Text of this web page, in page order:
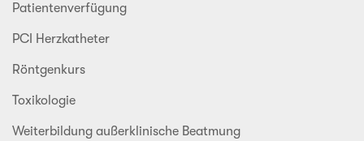
Patientenverfügung
PCI Herzkatheter
Röntgenkurs
Toxikologie
Weiterbildung außerklinische Beatmung